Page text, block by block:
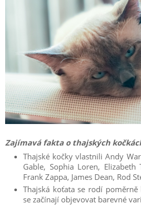
Zajímavá fakta o thajských
Thajské kočky vlastnili Andy
Gable, Sophia Loren,
Frank Zappa, James Dean, Rod
Thajská koťata se rodí
se začínají objevovat barevné